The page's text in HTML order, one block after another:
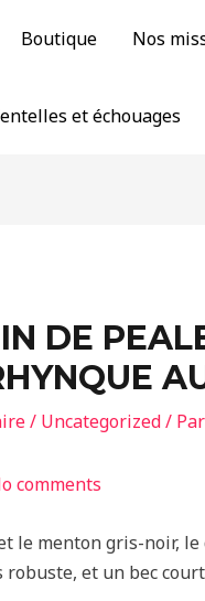
Boutique Nos
et échouages
DE
/ Uncategorized/ Par
comments
le menton gris-noir,
robuste, et un bec